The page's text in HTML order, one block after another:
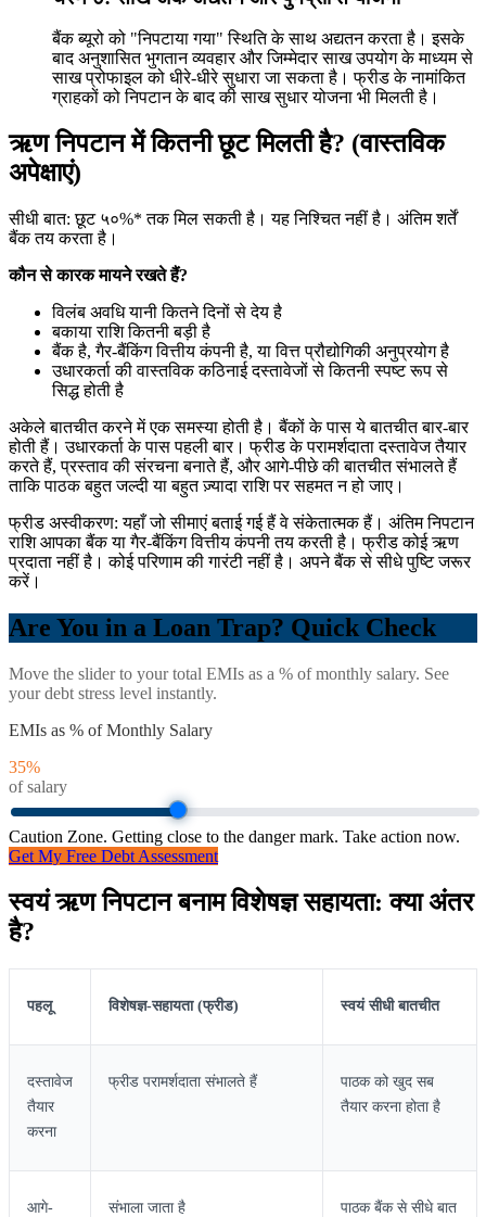
बैंक ब्यूरो को "निपटाया गया" स्थिति के साथ अद्यतन करता है। इसके
बाद अनुशासित भुगतान व्यवहार और जिम्मेदार साख उपयोग के माध्यम से
साख प्रोफाइल को धीरे-धीरे सुधारा जा सकता है। फ्रीड के नामांकित
ग्राहकों को निपटान के बाद की साख सुधार योजना भी मिलती है।
ऋण निपटान में कितनी छूट मिलती है? (वास्तविक
अपेक्षाएं)
सीधी बात: छूट ५०%* तक मिल सकती है। यह निश्चित नहीं है। अंतिम शर्तें
बैंक तय करता है।
कौन से कारक मायने रखते हैं?
विलंब अवधि यानी कितने दिनों से देय है
बकाया राशि कितनी बड़ी है
बैंक है, गैर-बैंकिंग वित्तीय कंपनी है, या वित्त प्रौद्योगिकी अनुप्रयोग है
उधारकर्ता की वास्तविक कठिनाई दस्तावेजों से कितनी स्पष्ट रूप से
सिद्ध होती है
अकेले बातचीत करने में एक समस्या होती है। बैंकों के पास ये बातचीत बार-बार
होती हैं। उधारकर्ता के पास पहली बार। फ्रीड के परामर्शदाता दस्तावेज तैयार
करते हैं, प्रस्ताव की संरचना बनाते हैं, और आगे-पीछे की बातचीत संभालते हैं
ताकि पाठक बहुत जल्दी या बहुत ज़्यादा राशि पर सहमत न हो जाए।
फ्रीड अस्वीकरण: यहाँ जो सीमाएं बताई गई हैं वे संकेतात्मक हैं। अंतिम निपटान
राशि आपका बैंक या गैर-बैंकिंग वित्तीय कंपनी तय करती है। फ्रीड कोई ऋण
प्रदाता नहीं है। कोई परिणाम की गारंटी नहीं है। अपने बैंक से सीधे पुष्टि जरूर
करें।
Are You in a Loan Trap? Quick Check
Move the slider to your total EMIs as a % of monthly salary. See
your debt stress level instantly.
EMIs as % of Monthly Salary
35%
of salary
Caution Zone. Getting close to the danger mark. Take action now.
Get My Free Debt Assessment
स्वयं ऋण निपटान बनाम विशेषज्ञ सहायता: क्या अंतर
है?
पहलू विशेषज्ञ-सहायता (फ्रीड) स्वयं सीधी बातचीत
दस्तावेज
तैयार
करना
फ्रीड परामर्शदाता संभालते हैं
पाठक को खुद सब
तैयार करना होता है
आगे-
संभाला जाता है
पाठक बैंक से सीधे बात